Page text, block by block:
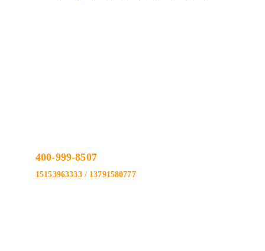
400-999-8507
15153963333 / 13791580777